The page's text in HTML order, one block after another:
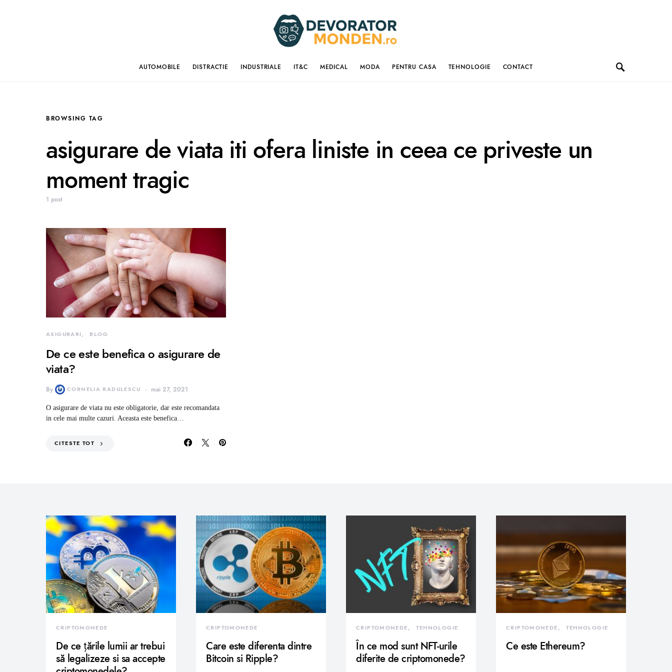
AUTOMOBILE DISTRACTIE INDUSTRIALE IT&C MEDICAL MODA PENTRU CASA TEHNOLOGIE CONTACT
BROWSING TAG
asigurare de viata iti ofera liniste in ceea ce priveste un
moment tragic
1 post
ASIGURARI BLOG
De ce este benefica o asigurare de
viata?
By CORNELIA RADULESCU mai 27, 2021
O asigurare de viata nu este obligatorie, dar este recomandata
in cele mai multe cazuri. Aceasta este benefica…
CITESTE TOT
CRIPTOMONEDE
De ce țările lumii ar trebui
să legalizeze si sa accepte
CRIPTOMONEDE
Care este diferenta dintre
Bitcoin si Ripple?
CRIPTOMONEDE TEHNOLOGIE
În ce mod sunt NFT-urile
diferite de criptomonede?
CRIPTOMONEDE TEHNOLOGIE
Ce este Ethereum?